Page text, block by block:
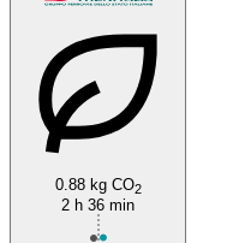
0.88 kg CO2
2 h 36 min